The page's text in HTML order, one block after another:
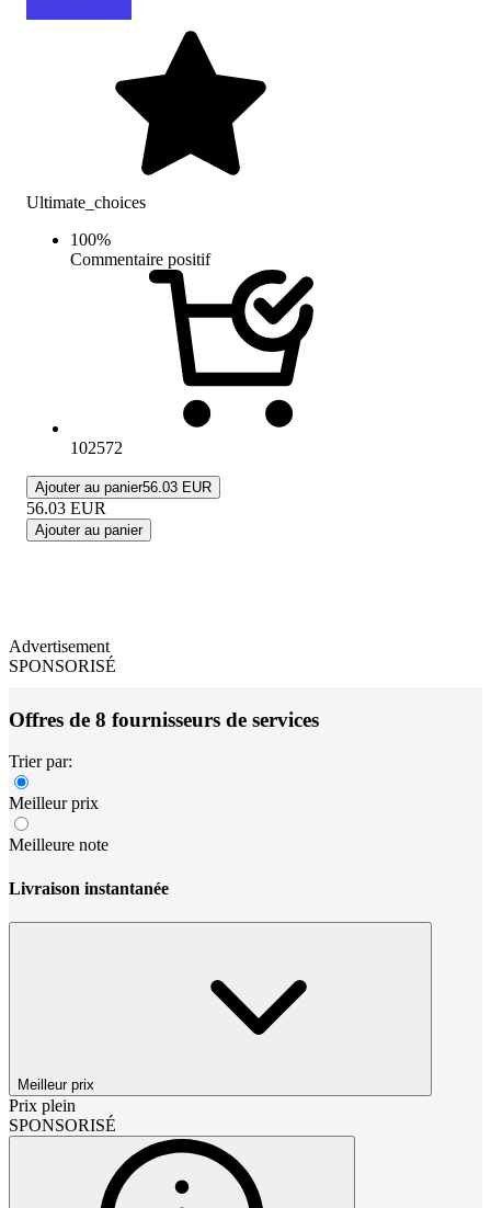
Ultimate_choices
100%
Commentaire positif
102572
Ajouter au panier56.03 EUR
56.03 EUR
Ajouter au panier
Advertisement
SPONSORISÉ
Offres de 8 fournisseurs de services
Trier par:
Meilleur prix
Meilleure note
Livraison instantanée
Meilleur prix
Prix plein
SPONSORISÉ